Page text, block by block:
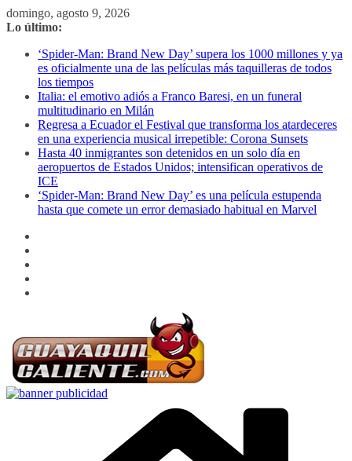
Saltar
al
domingo, agosto 9, 2026
Lo último:
‘Spider-Man: Brand New Day’ supera los 1000 millones y ya
es oficialmente una de las películas más taquilleras de todos
los tiempos
Italia: el emotivo adiós a Franco Baresi, en un funeral
multitudinario en Milán
Regresa a Ecuador el Festival que transforma los atardeceres
en una experiencia musical irrepetible: Corona Sunsets
Hasta 40 inmigrantes son detenidos en un solo día en
aeropuertos de Estados Unidos; intensifican operativos de
ICE
‘Spider-Man: Brand New Day’ es una película estupenda
hasta que comete un error demasiado habitual en Marvel